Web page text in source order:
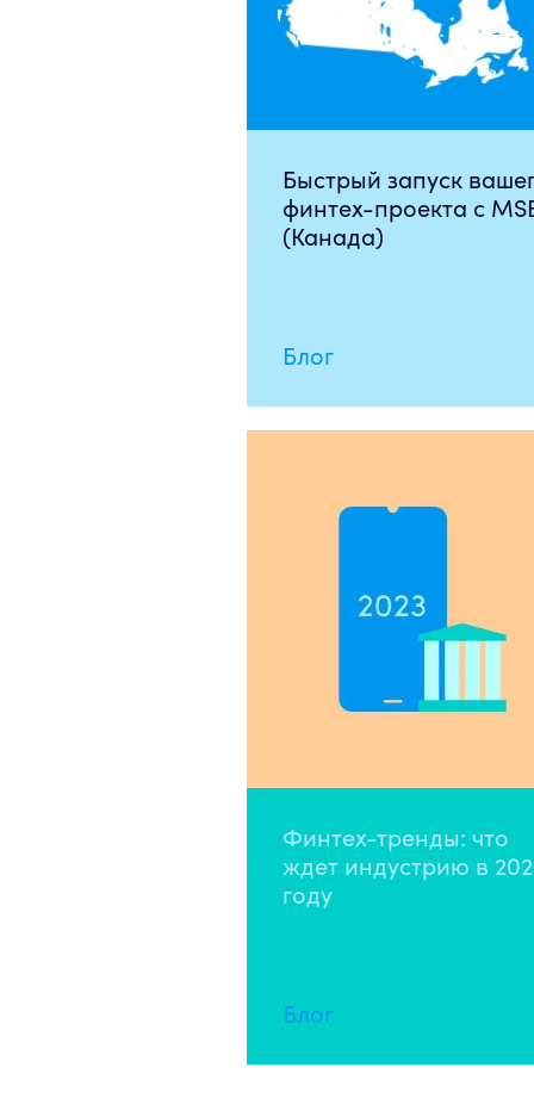
Быстрый запуск
финтех-проекта с
(Канада)
Блог
Финтех-тренды: что
ждет индустрию в
году
Блог